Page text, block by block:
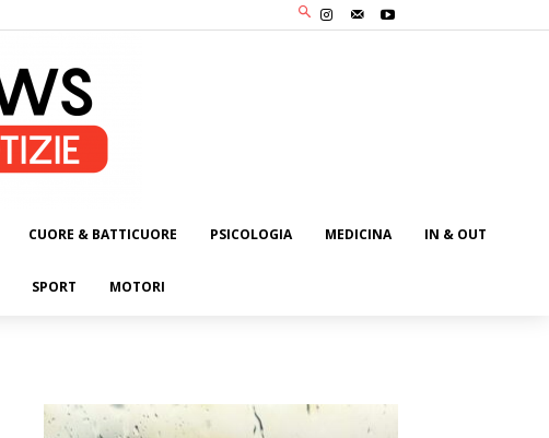
CUORE & BATTICUORE PSICOLOGIA MEDICINA IN & OUT
SPORT MOTORI